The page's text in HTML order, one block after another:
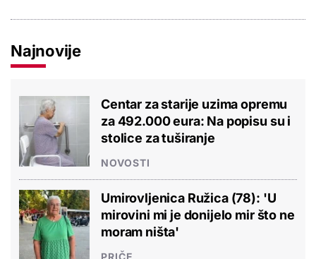
Najnovije
Centar za starije uzima opremu
za 492.000 eura: Na popisu su i
stolice za tuširanje
NOVOSTI
Umirovljenica Ružica (78): 'U
mirovini mi je donijelo mir što ne
moram ništa'